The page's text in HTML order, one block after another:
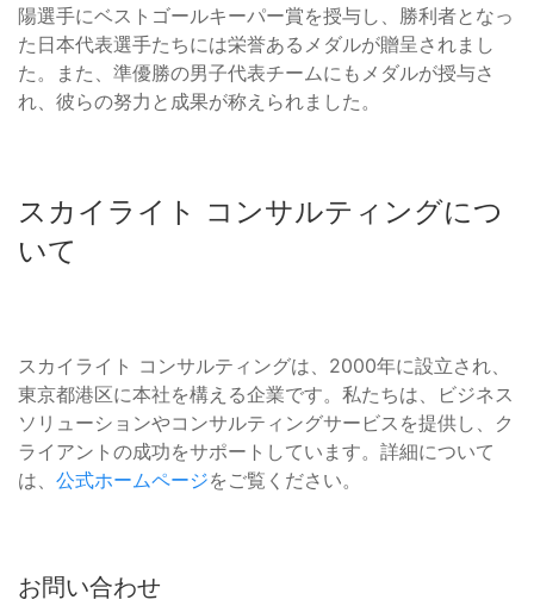
陽選手にベストゴールキーパー賞を授与し、勝利者となっ
た日本代表選手たちには栄誉あるメダルが贈呈されまし
た。また、準優勝の男子代表チームにもメダルが授与さ
れ、彼らの努力と成果が称えられました。
スカイライト コンサルティングにつ
いて
スカイライト コンサルティングは、2000年に設立され、
東京都港区に本社を構える企業です。私たちは、ビジネス
ソリューションやコンサルティングサービスを提供し、ク
ライアントの成功をサポートしています。詳細について
は、 公式ホームページをご覧ください。
お問い合わせ